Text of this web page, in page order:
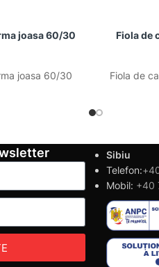
joasa 60/30
joasa 60/30
Fiola de
Fiola de
Sibiu
Telefon:
Mobil: +40